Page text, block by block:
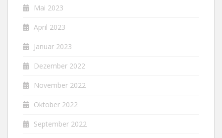
Mai 2023
April 2023
Januar 2023
Dezember 2022
November 2022
Oktober 2022
September 2022